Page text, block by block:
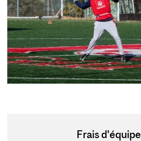
Frais d'équipe